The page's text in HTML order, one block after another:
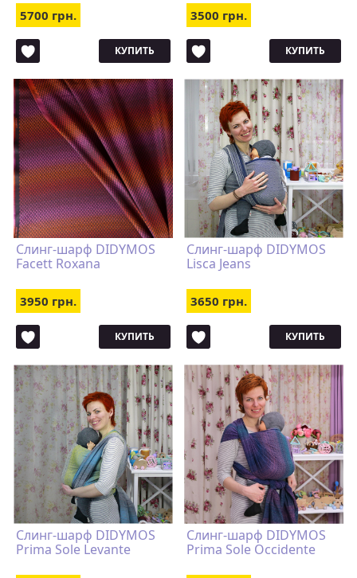
5700 грн.
КУПИТЬ
3500 грн.
КУПИТЬ
Слинг-шарф DIDYMOS
Facett Roxana
3950 грн.
КУПИТЬ
Слинг-шарф DIDYMOS
Lisca Jeans
3650 грн.
КУПИТЬ
Слинг-шарф DIDYMOS
Prima Sole Levante
Слинг-шарф DIDYMOS
Prima Sole Occidente